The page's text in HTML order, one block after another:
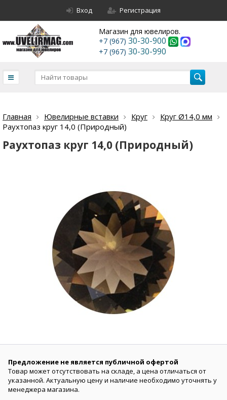
Вход Регистрация
Магазин для ювелиров.
+7 (967) 30-30-900
+7 (967) 30-30-990
Главная Ювелирные вставки Круг
Круг Ø14,0 мм
Раухтопаз круг 14,0 (Природный)
Раухтопаз круг 14,0 (Природный)
Предложение не является публичной офертой
Товар может отсутствовать на складе, а цена отличаться от
указанной. Актуальную цену и наличие необходимо уточнять у
менеджера магазина.